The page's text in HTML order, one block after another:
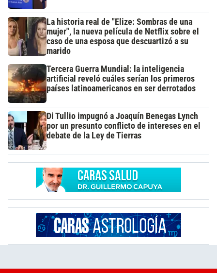
La historia real de "Elize: Sombras de una
mujer", la nueva película de Netflix sobre el
caso de una esposa que descuartizó a su
marido
Tercera Guerra Mundial: la inteligencia
artificial reveló cuáles serían los primeros
países latinoamericanos en ser derrotados
Di Tullio impugnó a Joaquín Benegas Lynch
por un presunto conflicto de intereses en el
debate de la Ley de Tierras